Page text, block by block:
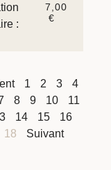
:
7,00
€
1 2 3
4
8 9 10
11
14 15
16
18 Suivant